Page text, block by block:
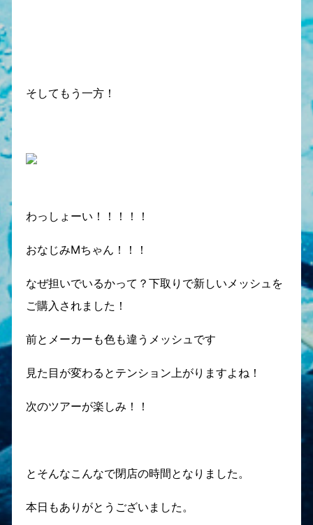
そしてもう一方！
わっしょーい！！！！！
おなじみMちゃん！！！
なぜ担いでいるかって？下取りで新しいメッシュを
ご購入されました！
前とメーカーも色も違うメッシュです
見た目が変わるとテンション上がりますよね！
次のツアーが楽しみ！！
とそんなこんなで閉店の時間となりました。
本日もありがとうございました。